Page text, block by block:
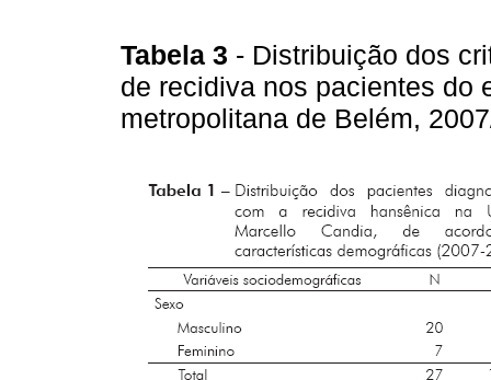
Tabela 3 - Distribuição dos
de recidiva nos pacientes do
metropolitana de Belém,